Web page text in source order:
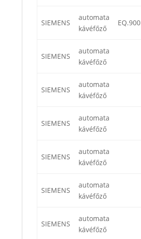
SIEMENS
automata
kávéfőző
EQ.900
SIEMENS
automata
kávéfőző
SIEMENS
automata
kávéfőző
SIEMENS
automata
kávéfőző
SIEMENS
automata
kávéfőző
SIEMENS
automata
kávéfőző
SIEMENS
automata
kávéfőző